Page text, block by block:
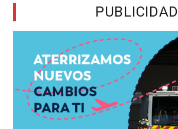
PUBLICIDAD